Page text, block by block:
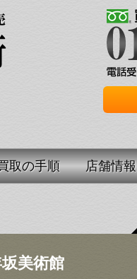
取の手順 店舗情報
美術館